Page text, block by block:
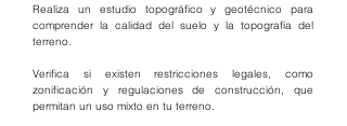
Realiza un estudio topográfico y geotécnico para
comprender la calidad del suelo y la topografía del
terreno.
Verifica si existen restricciones legales, como
zonificación y regulaciones de construcción, que
permitan un uso mixto en tu terreno.